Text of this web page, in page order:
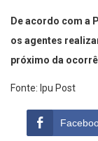
De acordo com a
os agentes
próximo da
Fonte: Ipu Post